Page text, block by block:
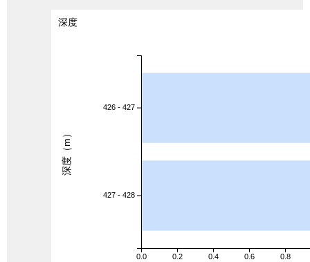
深度
0.0 0.2 0.4 0.6 0.8
426 - 427
427 - 428
深度（m）